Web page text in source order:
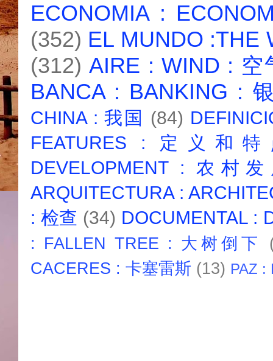
ECONOMIA :
(352) EL MUNDO :THE
(312) AIRE : WIND : 空
BANCA : BANKING :
CHINA : 我国 (84)
FEATURES : 定义和
DEVELOPMENT : 农村
ARQUITECTURA :
: 检查 (34) DOCUMENTAL :
: FALLEN TREE : 大树倒下
CACERES : 卡塞雷斯 (13) PAZ :